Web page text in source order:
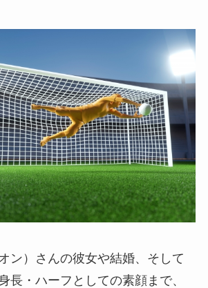
ン）さんの彼女や結婚、そして
長・ハーフとしての素顔まで、